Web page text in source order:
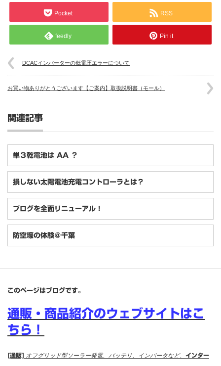
Pocket RSS
feedly Pin it
DCACインバーターの低電圧エラーについて
お買い物ありがとうございます【ご案内】取扱説明書（モール）
関連記事
単３乾電池は AA ？
損しない太陽電池充電コントローラとは？
ブログを全面リニューアル！
防空壕の体験＠千葉
このページはブログです。
通販・商品紹介のウェブサイトはこ
ちら！
[通販] オフグリッド型ソーラー発電、バッテリ、インバータなど、 インター